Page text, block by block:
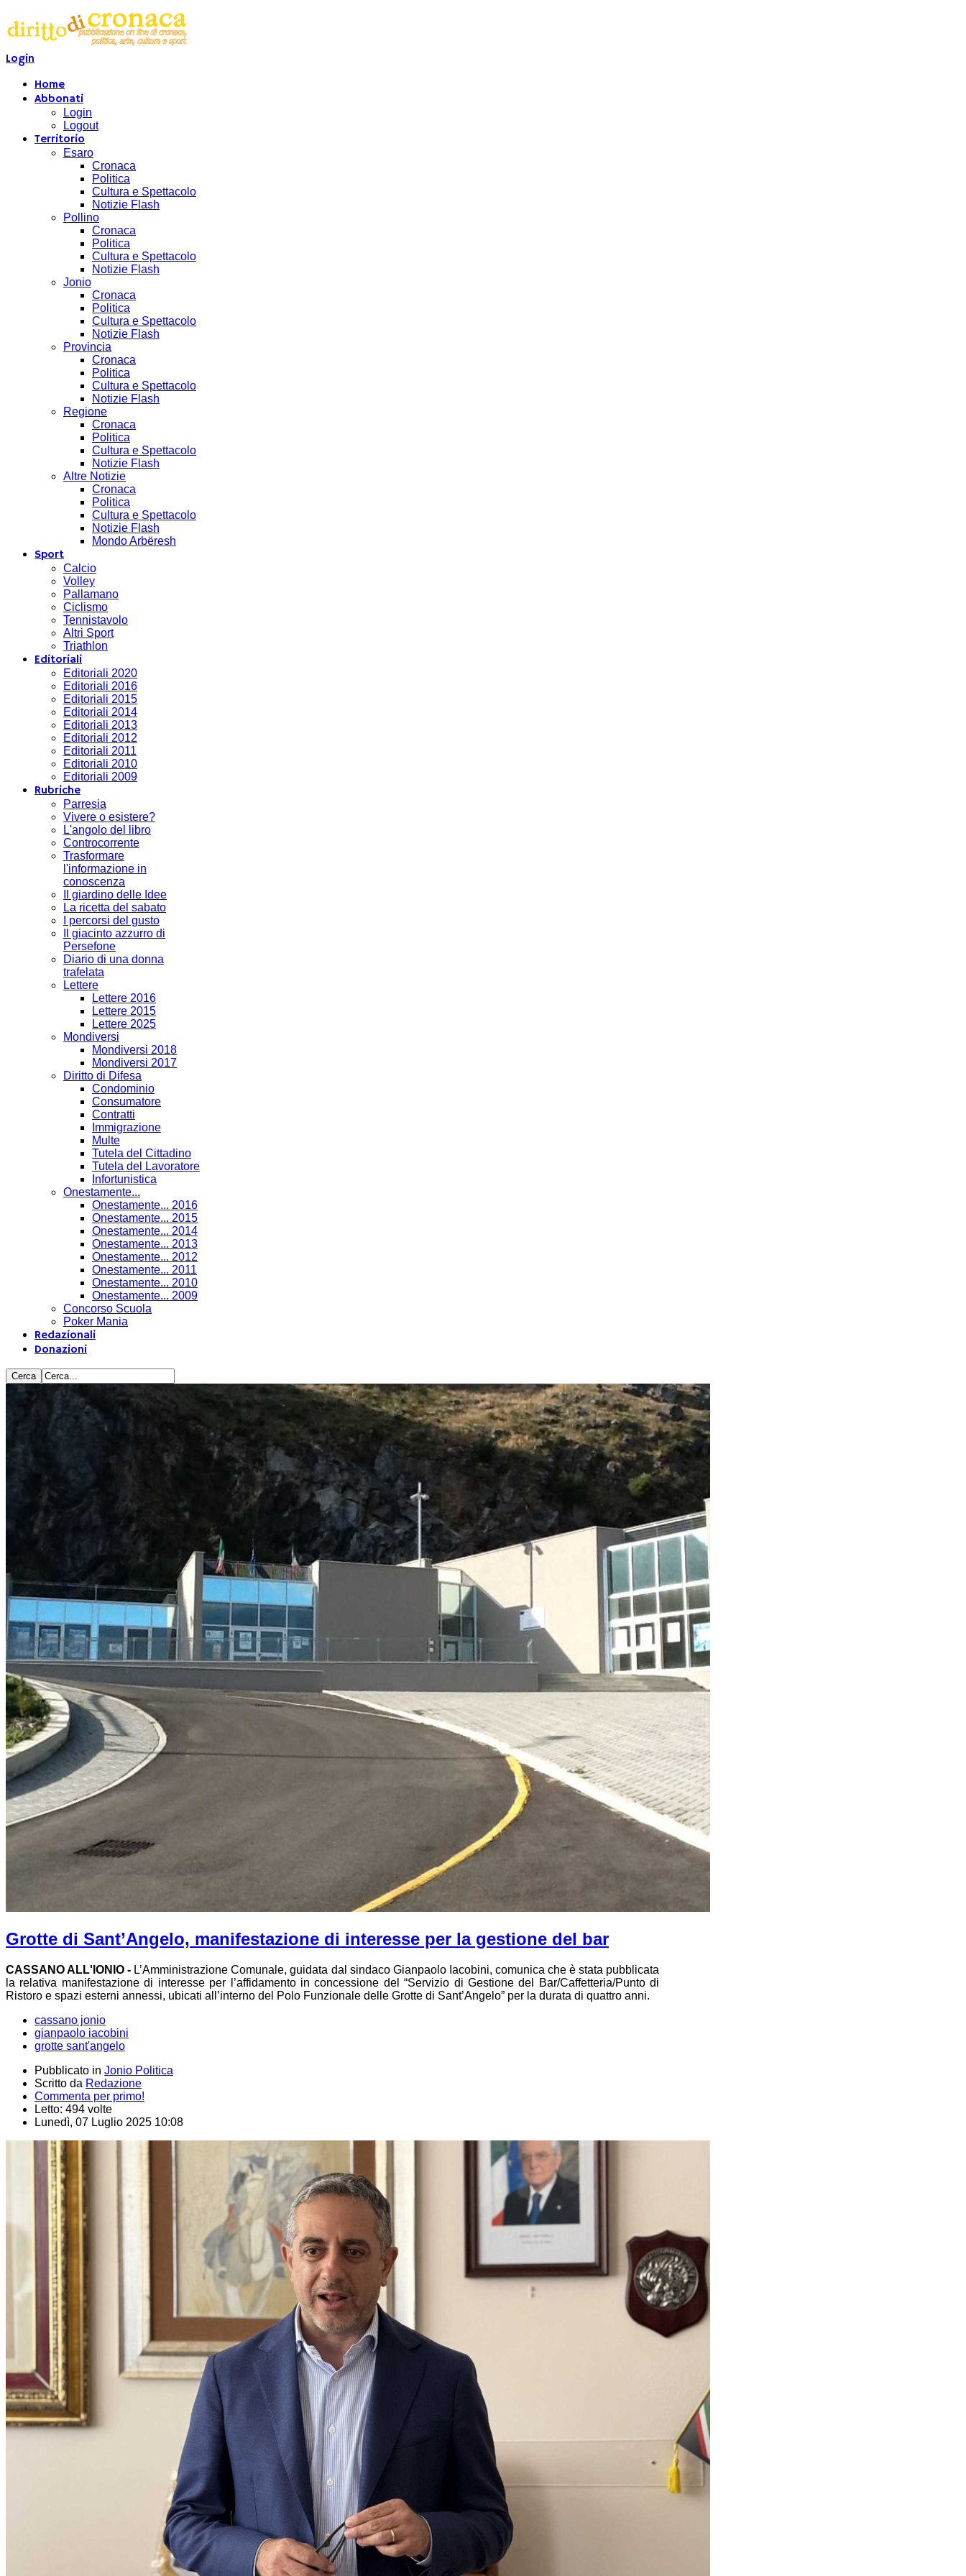
Login
Home
Abbonati
Login
Logout
Territorio
Esaro
Cronaca
Politica
Cultura e Spettacolo
Notizie Flash
Pollino
Cronaca
Politica
Cultura e Spettacolo
Notizie Flash
Jonio
Cronaca
Politica
Cultura e Spettacolo
Notizie Flash
Provincia
Cronaca
Politica
Cultura e Spettacolo
Notizie Flash
Regione
Cronaca
Politica
Cultura e Spettacolo
Notizie Flash
Altre Notizie
Cronaca
Politica
Cultura e Spettacolo
Notizie Flash
Mondo Arbëresh
Sport
Calcio
Volley
Pallamano
Ciclismo
Tennistavolo
Altri Sport
Triathlon
Editoriali
Editoriali 2020
Editoriali 2016
Editoriali 2015
Editoriali 2014
Editoriali 2013
Editoriali 2012
Editoriali 2011
Editoriali 2010
Editoriali 2009
Rubriche
Parresia
Vivere o esistere?
L'angolo del libro
Controcorrente
Trasformare
l'informazione in
conoscenza
Il giardino delle Idee
La ricetta del sabato
I percorsi del gusto
Il giacinto azzurro di
Persefone
Diario di una donna
trafelata
Lettere
Lettere 2016
Lettere 2015
Lettere 2025
Mondiversi
Mondiversi 2018
Mondiversi 2017
Diritto di Difesa
Condominio
Consumatore
Contratti
Immigrazione
Multe
Tutela del Cittadino
Tutela del Lavoratore
Infortunistica
Onestamente...
Onestamente... 2016
Onestamente... 2015
Onestamente... 2014
Onestamente... 2013
Onestamente... 2012
Onestamente... 2011
Onestamente... 2010
Onestamente... 2009
Concorso Scuola
Poker Mania
Redazionali
Donazioni
Grotte di Sant’Angelo, manifestazione di interesse per la gestione del bar
CASSANO ALL'IONIO - L’Amministrazione Comunale, guidata dal sindaco Gianpaolo Iacobini, comunica che è stata pubblicata
la relativa manifestazione di interesse per l’affidamento in concessione del “Servizio di Gestione del Bar/Caffetteria/Punto di
Ristoro e spazi esterni annessi, ubicati all’interno del Polo Funzionale delle Grotte di Sant’Angelo” per la durata di quattro anni.
cassano jonio
gianpaolo iacobini
grotte sant'angelo
Pubblicato in Jonio Politica
Scritto da Redazione
Commenta per primo!
Letto: 494 volte
Lunedì, 07 Luglio 2025 10:08